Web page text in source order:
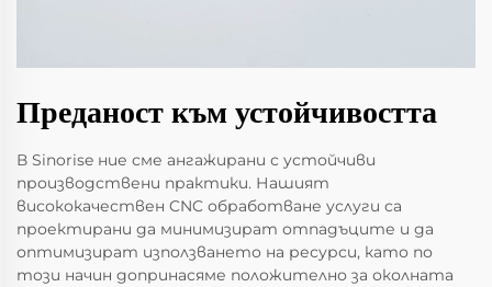
Преданост към устойчивостта
В Sinorise ние сме ангажирани с устойчиви
производствени практики. Нашият
висококачествен CNC обработване услуги са
проектирани да минимизират отпадъците и да
оптимизират използването на ресурси, като по
този начин допринасяме положително за околната